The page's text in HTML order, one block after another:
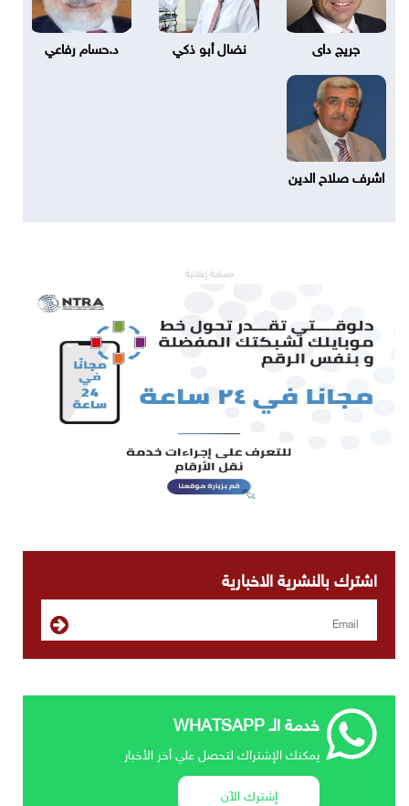
جريج داى نضال أبو ذكي د.حسام رفاعي
اشرف صلاح الدين
مساحة إعلانية
اشترك بالنشرية الاخبارية
خدمة الـ WHATSAPP
يمكنك الإشتراك لتحصل علي أخر الأخبار
إشترك الآن